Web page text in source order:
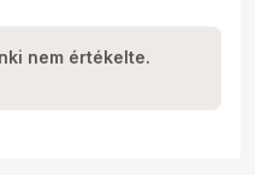
nem értékelte.